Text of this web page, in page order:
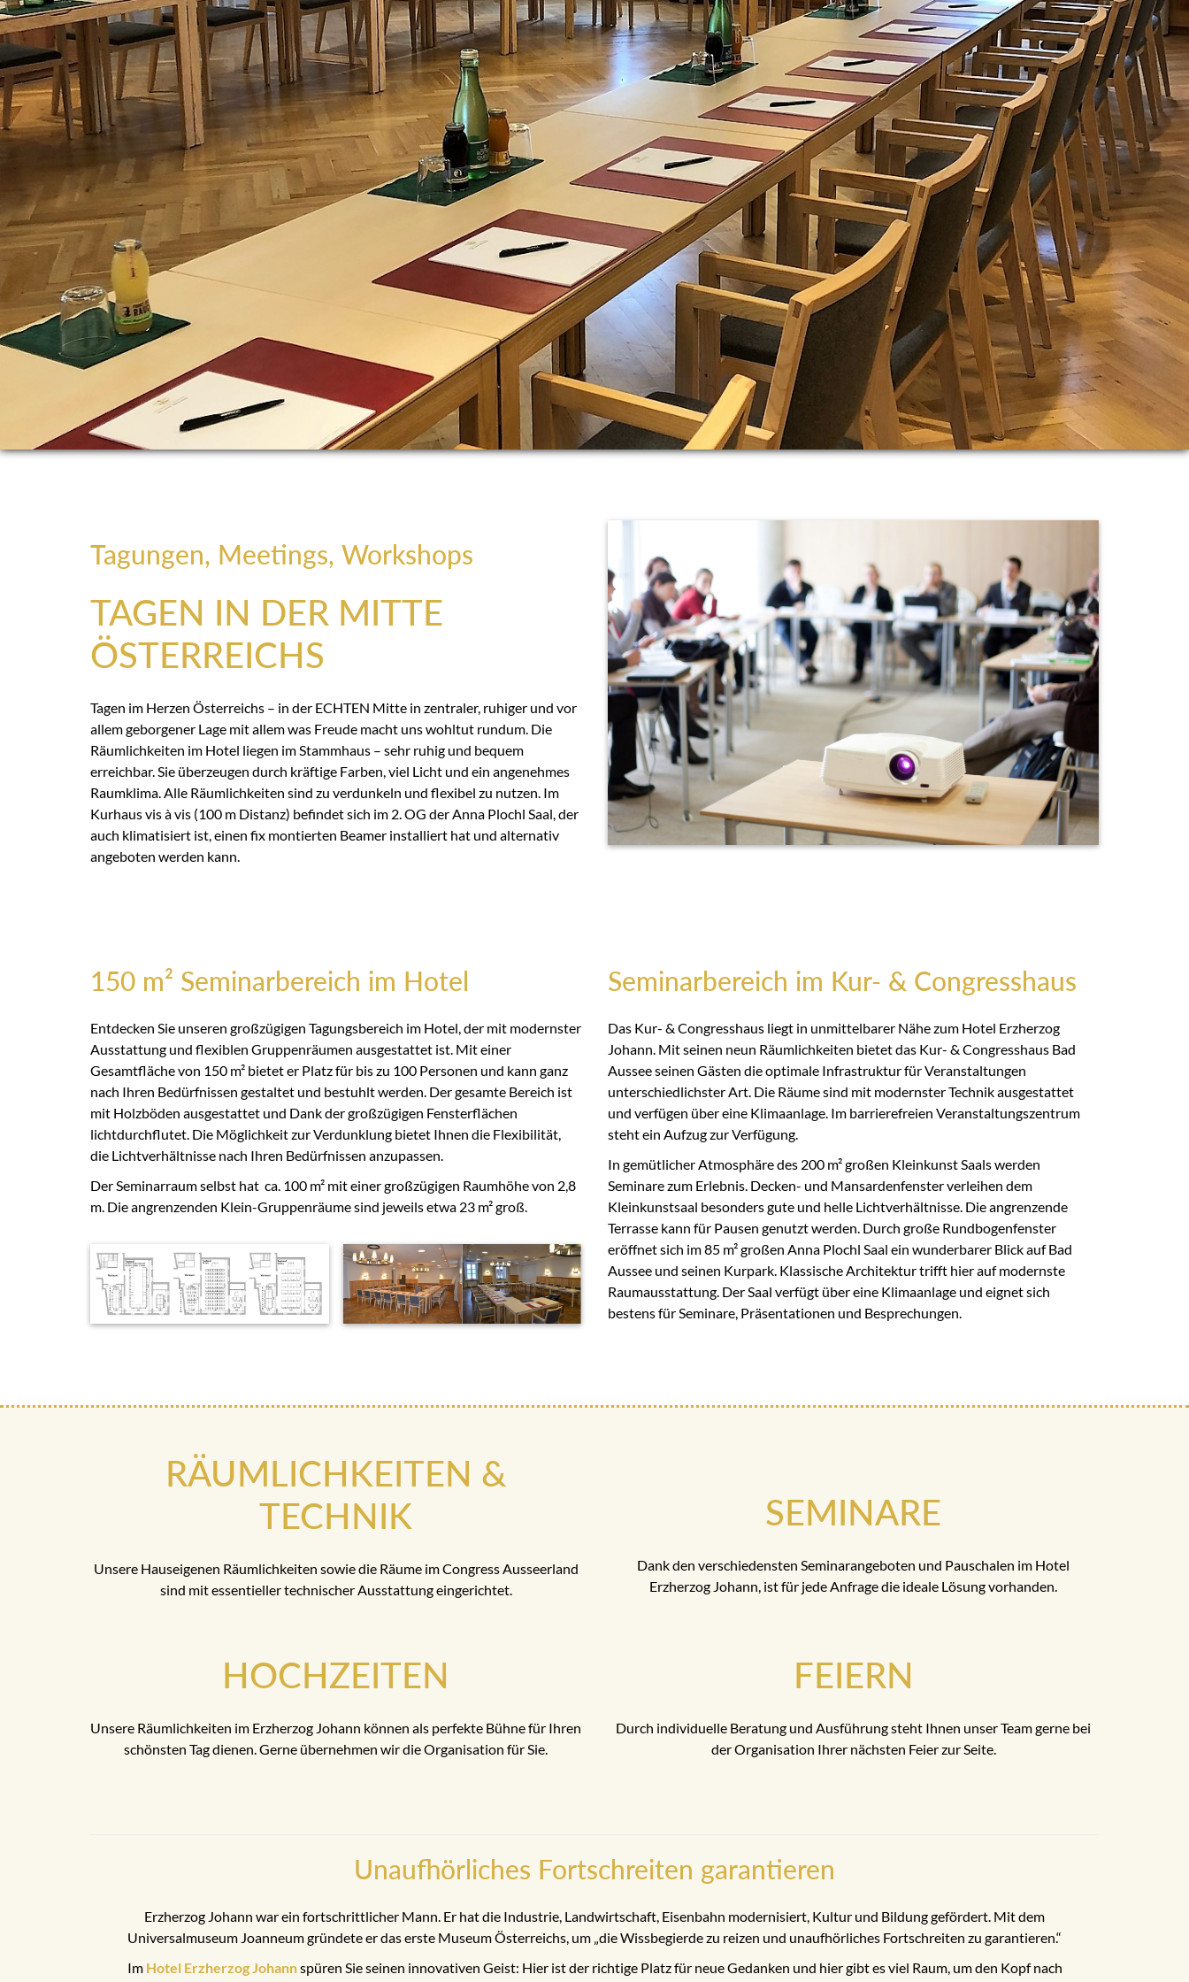
Tagungen, Meetings, Workshops
TAGEN IN DER MITTE
ÖSTERREICHS
Tagen im Herzen Österreichs – in der ECHTEN Mitte in zentraler, ruhiger und vor
allem geborgener Lage mit allem was Freude macht uns wohltut rundum. Die
Räumlichkeiten im Hotel liegen im Stammhaus – sehr ruhig und bequem
erreichbar. Sie überzeugen durch kräftige Farben, viel Licht und ein angenehmes
Raumklima. Alle Räumlichkeiten sind zu verdunkeln und flexibel zu nutzen. Im
Kurhaus vis à vis (100 m Distanz) befindet sich im 2. OG der Anna Plochl Saal, der
auch klimatisiert ist, einen fix montierten Beamer installiert hat und alternativ
angeboten werden kann.
150 m² Seminarbereich im Hotel
Entdecken Sie unseren großzügigen Tagungsbereich im Hotel, der mit modernster
Ausstattung und flexiblen Gruppenräumen ausgestattet ist. Mit einer
Gesamtfläche von 150 m² bietet er Platz für bis zu 100 Personen und kann ganz
nach Ihren Bedürfnissen gestaltet und bestuhlt werden. Der gesamte Bereich ist
mit Holzböden ausgestattet und Dank der großzügigen Fensterflächen
lichtdurchflutet. Die Möglichkeit zur Verdunklung bietet Ihnen die Flexibilität,
die Lichtverhältnisse nach Ihren Bedürfnissen anzupassen.
Der Seminarraum selbst hat ca. 100 m² mit einer großzügigen Raumhöhe von 2,8
m. Die angrenzenden Klein-Gruppenräume sind jeweils etwa 23 m² groß.
Seminarbereich im Kur- & Congresshaus
Das Kur- & Congresshaus liegt in unmittelbarer Nähe zum Hotel Erzherzog
Johann. Mit seinen neun Räumlichkeiten bietet das Kur- & Congresshaus Bad
Aussee seinen Gästen die optimale Infrastruktur für Veranstaltungen
unterschiedlichster Art. Die Räume sind mit modernster Technik ausgestattet
und verfügen über eine Klimaanlage. Im barrierefreien Veranstaltungszentrum
steht ein Aufzug zur Verfügung.
In gemütlicher Atmosphäre des 200 m² großen Kleinkunst Saals werden
Seminare zum Erlebnis. Decken- und Mansardenfenster verleihen dem
Kleinkunstsaal besonders gute und helle Lichtverhältnisse. Die angrenzende
Terrasse kann für Pausen genutzt werden. Durch große Rundbogenfenster
eröffnet sich im 85 m² großen Anna Plochl Saal ein wunderbarer Blick auf Bad
Aussee und seinen Kurpark. Klassische Architektur trifft hier auf modernste
Raumausstattung. Der Saal verfügt über eine Klimaanlage und eignet sich
bestens für Seminare, Präsentationen und Besprechungen.
RÄUMLICHKEITEN &
TECHNIK
Unsere Hauseigenen Räumlichkeiten sowie die Räume im Congress Ausseerland
sind mit essentieller technischer Ausstattung eingerichtet.
SEMINARE
Dank den verschiedensten Seminarangeboten und Pauschalen im Hotel
Erzherzog Johann, ist für jede Anfrage die ideale Lösung vorhanden.
HOCHZEITEN
Unsere Räumlichkeiten im Erzherzog Johann können als perfekte Bühne für Ihren
schönsten Tag dienen. Gerne übernehmen wir die Organisation für Sie.
FEIERN
Durch individuelle Beratung und Ausführung steht Ihnen unser Team gerne bei
der Organisation Ihrer nächsten Feier zur Seite.
Unaufhörliches Fortschreiten garantieren
Erzherzog Johann war ein fortschrittlicher Mann. Er hat die Industrie, Landwirtschaft, Eisenbahn modernisiert, Kultur und Bildung gefördert. Mit dem
Universalmuseum Joanneum gründete er das erste Museum Österreichs, um „die Wissbegierde zu reizen und unaufhörliches Fortschreiten zu garantieren.“
Im Hotel Erzherzog Johannspüren Sie seinen innovativen Geist: Hier ist der richtige Platz für neue Gedanken und hier gibt es viel Raum, um den Kopf nach